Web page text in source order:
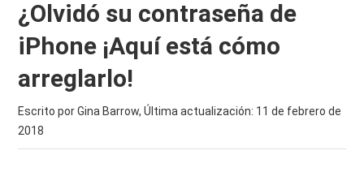
¿Olvidó su contraseña de
iPhone ¡Aquí está cómo
arreglarlo!
Escrito por Gina Barrow, Última actualización: 11 de febrero de
2018